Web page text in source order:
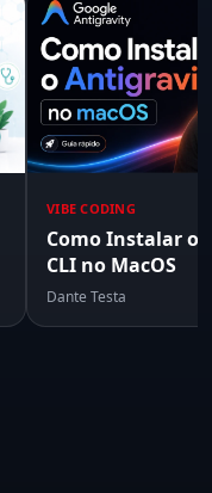
VIBE CODING
Como Instalar o
CLI no MacOS
Dante Testa